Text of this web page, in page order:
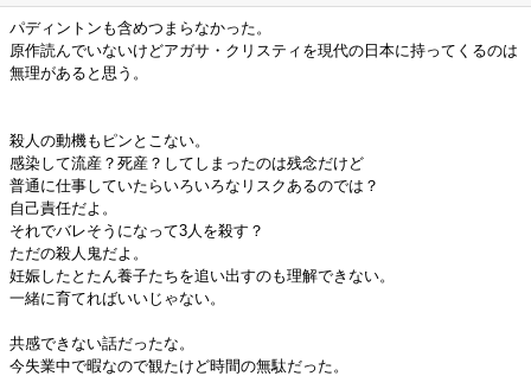
パディントンも含めつまらなかった。
原作読んでいないけどアガサ・クリスティを現代の日本に持ってくるのは
無理があると思う。
殺人の動機もピンとこない。
感染して流産？死産？してしまったのは残念だけど
普通に仕事していたらいろいろなリスクあるのでは？
自己責任だよ。
それでバレそうになって3人を殺す？
ただの殺人鬼だよ。
妊娠したとたん養子たちを追い出すのも理解できない。
一緒に育てればいいじゃない。
共感できない話だったな。
今失業中で暇なので観たけど時間の無駄だった。